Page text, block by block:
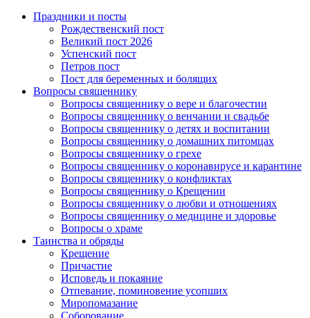
Праздники и посты
Рождественский пост
Великий пост 2026
Успенский пост
Петров пост
Пост для беременных и болящих
Вопросы священнику
Вопросы священнику о вере и благочестии
Вопросы священнику о венчании и свадьбе
Вопросы священнику о детях и воспитании
Вопросы священнику о домашних питомцах
Вопросы священнику о грехе
Вопросы священнику о коронавирусе и карантине
Вопросы священнику о конфликтах
Вопросы священнику о Крещении
Вопросы священнику о любви и отношениях
Вопросы священнику о медицине и здоровье
Вопросы о храме
Таинства и обряды
Крещение
Причастие
Исповедь и покаяние
Отпевание, поминовение усопших
Миропомазание